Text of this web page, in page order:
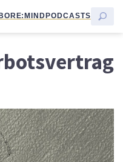
RE:MINDPODCASTS